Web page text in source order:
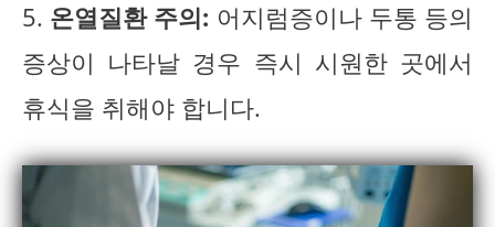
5. 온열질환 주의: 어지럼증이나 두통 등의
증상이 나타날 경우 즉시 시원한 곳에서
휴식을 취해야 합니다.